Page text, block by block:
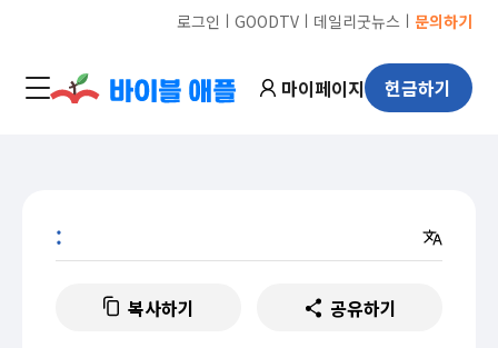
로그인 ㅣ GOODTVㅣ 데일리굿뉴스 ㅣ 문의하기
마이페이지 헌금하기
:
복사하기 공유하기